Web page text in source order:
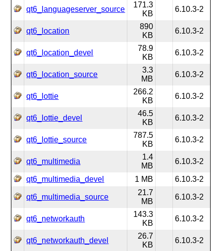
qt6_languageserver_source
171.3
KB
6.10.3-2
qt6_location
890
KB
6.10.3-2
qt6_location_devel
78.9
KB
6.10.3-2
qt6_location_source
3.3
MB
6.10.3-2
qt6_lottie
266.2
KB
6.10.3-2
qt6_lottie_devel
46.5
KB
6.10.3-2
qt6_lottie_source
787.5
KB
6.10.3-2
qt6_multimedia
1.4
MB
6.10.3-2
qt6_multimedia_devel 1 MB 6.10.3-2
qt6_multimedia_source
21.7
MB
6.10.3-2
qt6_networkauth
143.3
KB
6.10.3-2
qt6_networkauth_devel
26.7
KB
6.10.3-2